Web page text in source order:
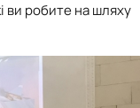
ви робите на шляху